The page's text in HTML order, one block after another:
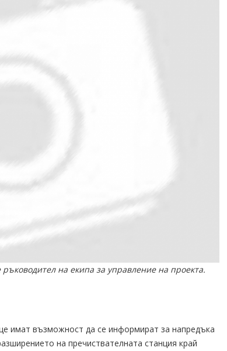
на екипа за управление на проекта.
имат възможност да се информират за напредъка
на пречиствателната станция край